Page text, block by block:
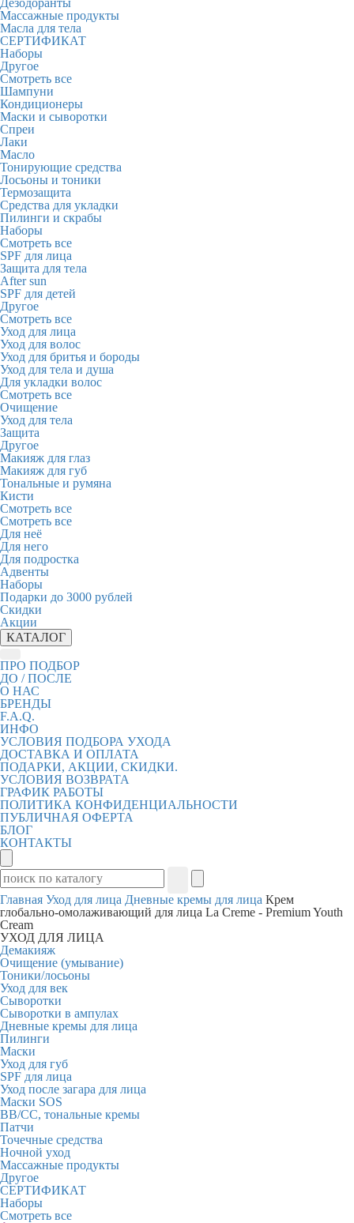
Дезодоранты
Массажные продукты
Масла для тела
СЕРТИФИКАТ
Наборы
Другое
Смотреть все
Шампуни
Кондиционеры
Маски и сыворотки
Спреи
Лаки
Масло
Тонирующие средства
Лосьоны и тоники
Термозащита
Средства для укладки
Пилинги и скрабы
Наборы
Смотреть все
SPF для лица
Защита для тела
After sun
SPF для детей
Другое
Смотреть все
Уход для лица
Уход для волос
Уход для бритья и бороды
Уход для тела и душа
Для укладки волос
Смотреть все
Очищение
Уход для тела
Защита
Другое
Макияж для глаз
Макияж для губ
Тональные и румяна
Кисти
Смотреть все
Смотреть все
Для неё
Для него
Для подростка
Адвенты
Наборы
Подарки до 3000 рублей
Скидки
Акции
КАТАЛОГ
ПРО ПОДБОР
ДО / ПОСЛЕ
О НАС
БРЕНДЫ
F.A.Q.
ИНФО
УСЛОВИЯ ПОДБОРА УХОДА
ДОСТАВКА И ОПЛАТА
ПОДАРКИ, АКЦИИ, СКИДКИ.
УСЛОВИЯ ВОЗВРАТА
ГРАФИК РАБОТЫ
ПОЛИТИКА КОНФИДЕНЦИАЛЬНОСТИ
ПУБЛИЧНАЯ ОФЕРТА
БЛОГ
КОНТАКТЫ
Главная Уход для лица Дневные кремы для лица Крем
глобально-омолаживающий для лица La Creme - Premium Youth
Cream
УХОД ДЛЯ ЛИЦА
Демакияж
Очищение (умывание)
Тоники/лосьоны
Уход для век
Сыворотки
Сыворотки в ампулах
Дневные кремы для лица
Пилинги
Маски
Уход для губ
SPF для лица
Уход после загара для лица
Маски SOS
BB/CC, тональные кремы
Патчи
Точечные средства
Ночной уход
Массажные продукты
Другое
СЕРТИФИКАТ
Наборы
Смотреть все